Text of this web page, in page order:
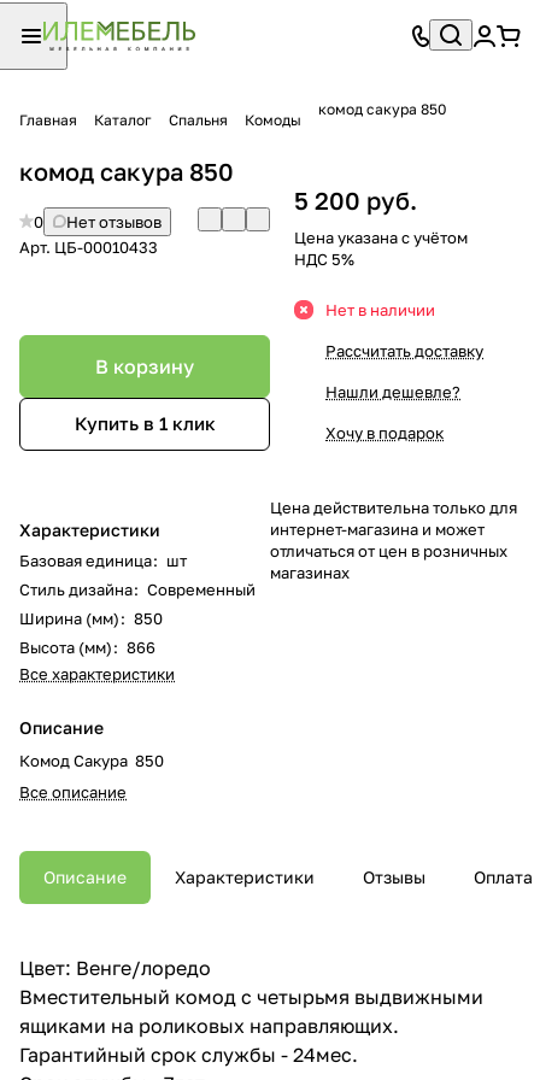
Главная Каталог Спальня Комоды
комод сакура 850
комод сакура 850
0
Нет отзывов
Арт. ЦБ-00010433
В корзину
Купить в 1 клик
Характеристики
Базовая единица: шт
Стиль дизайна: Современный
Ширина (мм): 850
Высота (мм): 866
Все характеристики
Описание
Комод Сакура 850
Все описание
5 200 руб.
Цена указана с учётом
НДС 5%
Нет в наличии
Рассчитать доставку
Нашли дешевле?
Хочу в подарок
Цена действительна только для
интернет-магазина и может
отличаться от цен в розничных
магазинах
Описание Характеристики Отзывы Оплата
Цвет: Венге/лоредо
Вместительный комод с четырьмя выдвижными
ящиками на роликовых направляющих.
Гарантийный срок службы - 24мес.